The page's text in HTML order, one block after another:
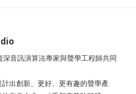
深音訊演算法專家與聲學工程師共同
出創新、更好、更有趣的聲學產